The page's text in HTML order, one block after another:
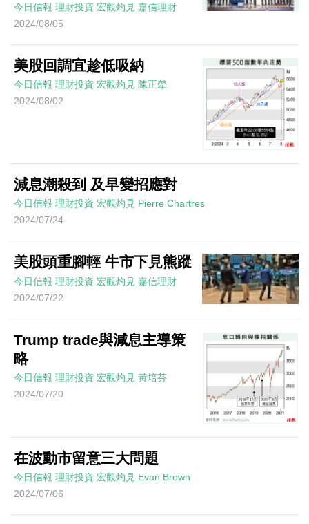
今日信報 理財投資 宏觀灼見 嘉信理財
2024/08/05
美股回調宜趁低吸納
今日信報 理財投資 宏觀灼見 陳正犖
2024/08/02
減息潮殺到 及早變招應對
今日信報 理財投資 宏觀灼見 Pierre Chartres
2024/07/24
美股頭重腳輕 牛市下見熊蹤
今日信報 理財投資 宏觀灼見 嘉信理財
2024/07/22
Trump trade與減息主導策
略
今日信報 理財投資 宏觀灼見 黃培芬
2024/07/20
在波動市留意三大問題
今日信報 理財投資 宏觀灼見 Evan Brown
2024/07/06